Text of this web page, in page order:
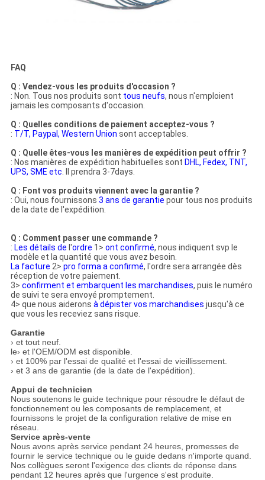
FAQ
Q : Vendez-vous les produits d'occasion ?
: Non. Tous nos produits sont tous neufs, nous n'emploient
jamais les composants d'occasion.
Q : Quelles conditions de paiement acceptez-vous ?
: T/T, Paypal, Western Union sont acceptables.
Q : Quelle êtes-vous les manières de expédition peut offrir ?
: Nos manières de expédition habituelles sont DHL, Fedex, TNT,
UPS, SME etc . Il prendra 3-7days.
Q : Font vos produits viennent avec la garantie ?
: Oui, nous fournissons 3 ans de garantie pour tous nos produits
de la date de l'expédition.
Q : Comment passer une commande ?
: Les détails de l'ordre 1> ont confirmé, nous indiquent svp le
modèle et la quantité que vous avez besoin.
La facture 2> pro forma a confirmé, l'ordre sera arrangée dès
réception de votre paiement.
3> confirment et embarquent les marchandises, puis le numéro
de suivi te sera envoyé promptement.
4> que nous aiderons à dépister vos marchandises jusqu'à ce
que vous les receviez sans risque.
Garantie
› et tout neuf.
le› et l'OEM/ODM est disponible.
› et 100% par l'essai de qualité et l'essai de vieillissement.
› et 3 ans de garantie (de la date de l'expédition).
Appui de technicien
Nous soutenons le guide technique pour résoudre le défaut de
fonctionnement ou les composants de remplacement, et
fournissons le projet de la configuration relative de mise en
réseau.
Service après-vente
Nous avons après service pendant 24 heures, promesses de
fournir le service technique ou le guide dedans n'importe quand.
Nos collègues seront l'exigence des clients de réponse dans
pendant 12 heures après que l'urgence s'est produite.